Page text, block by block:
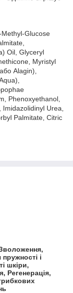
Glucose
Oil, Glyceryl
Myristyl
Alagin),
Phenoxyethanol,
Urea,
Palmitate, Citric
і
шкіри,
Регенерація,